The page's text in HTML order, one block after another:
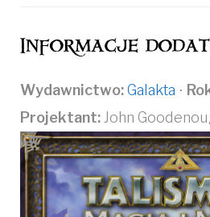
Informacje
Wydawnictwo:Galakta ⋅
Projektant: John